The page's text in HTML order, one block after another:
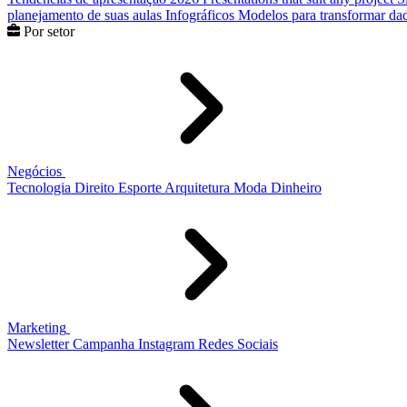
planejamento de suas aulas Infográficos Modelos para transformar
Por setor
Negócios
Tecnologia Direito Esporte Arquitetura Moda Dinheiro
Marketing
Newsletter Campanha Instagram Redes Sociais